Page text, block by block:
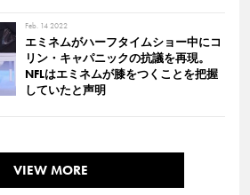
Feb. 14 2022
エミネムがハーフタイムショー中にコ
リン・キャパニックの抗議を再現。
NFLはエミネムが膝をつくことを把握
していたと声明
VIEW MORE